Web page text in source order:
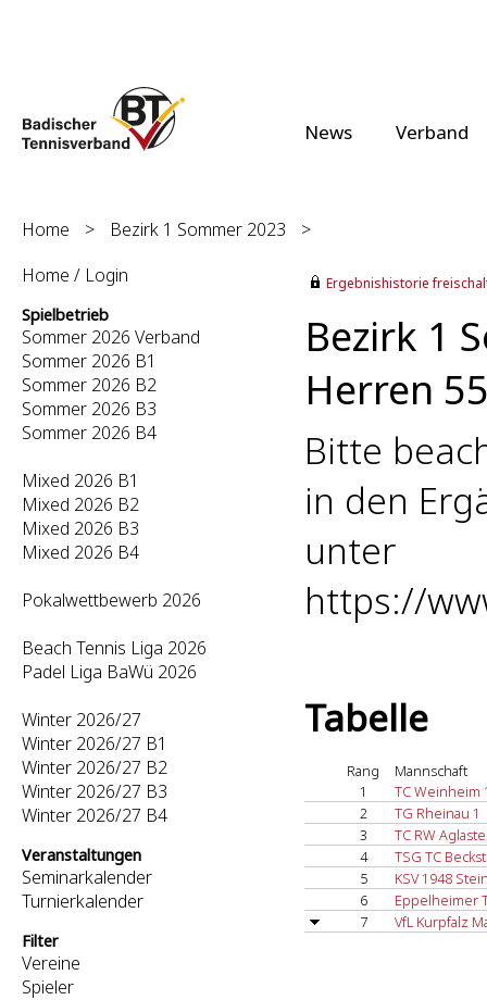
News Verband
Home > Bezirk 1 Sommer 2023
>
Home / Login
Spielbetrieb
Sommer 2026 Verband
Sommer 2026 B1
Sommer 2026 B2
Sommer 2026 B3
Sommer 2026 B4
Mixed 2026 B1
Mixed 2026 B2
Mixed 2026 B3
Mixed 2026 B4
Pokalwettbewerb 2026
Beach Tennis Liga 2026
Padel Liga BaWü 2026
Winter 2026/27
Winter 2026/27 B1
Winter 2026/27 B2
Winter 2026/27 B3
Winter 2026/27 B4
Veranstaltungen
Seminarkalender
Turnierkalender
Filter
Vereine
Spieler
Ergebnishistorie
Bezirk 1
Herren
Bitte
in den
unter
https://
Tabelle
Rang
Mannschaft
1
TC Weinheim
2
TG Rheinau 1
3
TC RW
4
TSG TC
5
KSV 1948
6
Eppelheimer
7
VfL Kurpfalz